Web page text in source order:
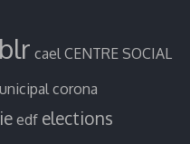
blr cael CENTRE SOCIAL
corona
edf elections